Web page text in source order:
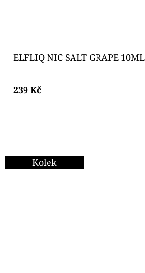
ELFLIQ NIC SALT GRAPE 10ML
239 Kč
Kolek